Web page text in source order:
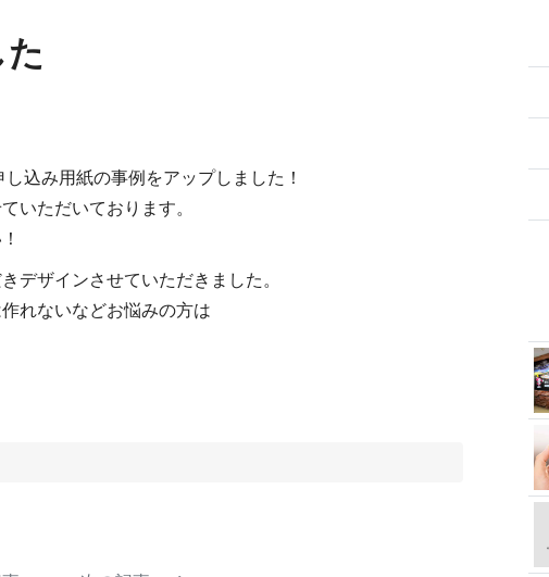
込み用紙の事例をアップしました！
いただいております。
デザインさせていただきました。
れないなどお悩みの方は